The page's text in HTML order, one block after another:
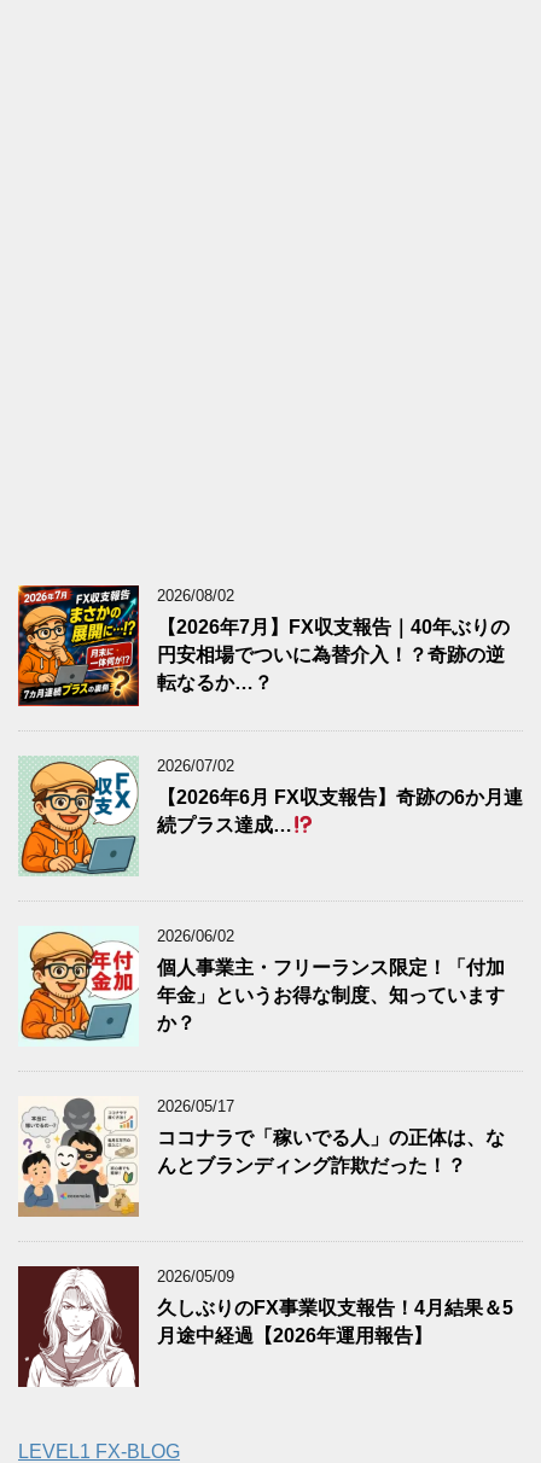
2026/08/02
【2026年7月】FX収支報告｜40年ぶりの
円安相場でついに為替介入！？奇跡の逆
転なるか…？
2026/07/02
【2026年6月 FX収支報告】奇跡の6か月連
続プラス達成…
2026/06/02
個人事業主・フリーランス限定！「付加
年金」というお得な制度、知っています
か？
2026/05/17
ココナラで「稼いでる人」の正体は、な
んとブランディング詐欺だった！？
2026/05/09
久しぶりのFX事業収支報告！4月結果＆5
月途中経過【2026年運用報告】
LEVEL1 FX-BLOG